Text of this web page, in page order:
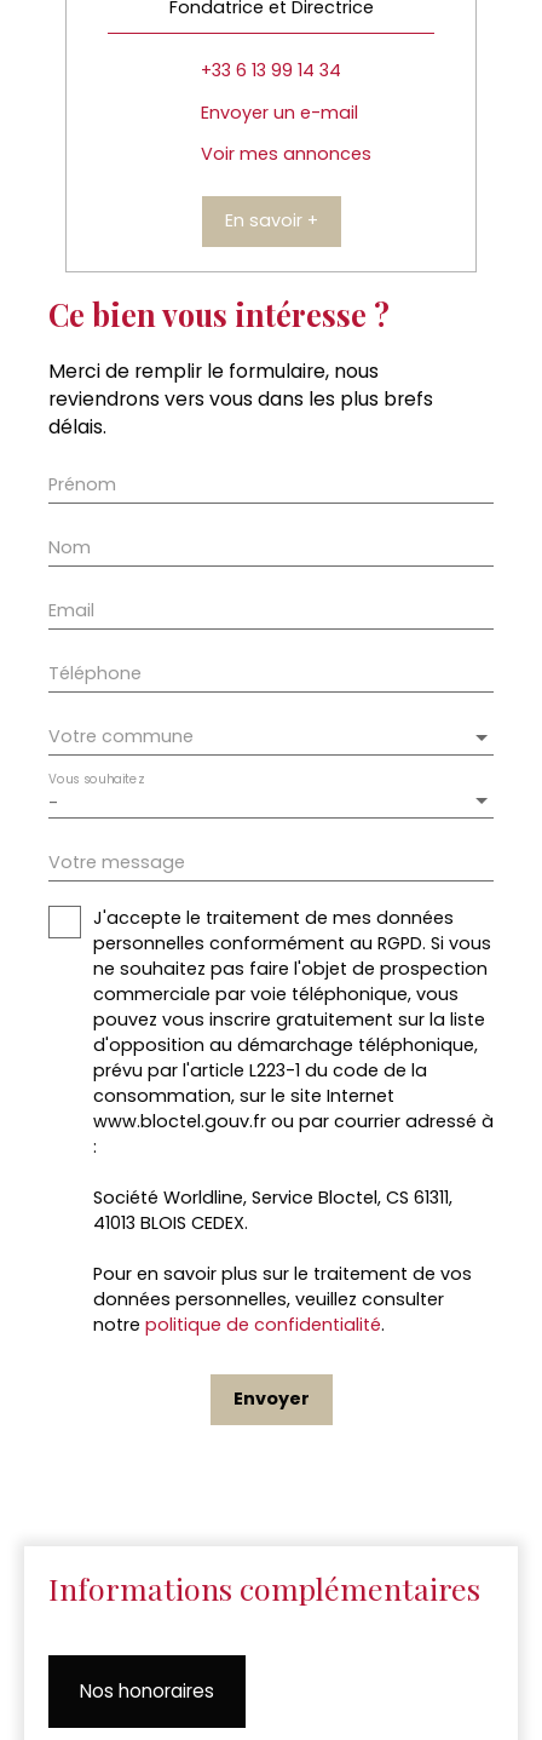
Fondatrice et Directrice
+33 6 13 99 14 34
Envoyer un e-mail
Voir mes annonces
En savoir +
Ce bien vous intéresse ?
Merci de remplir le formulaire, nous
reviendrons vers vous dans les plus brefs
délais.
Prénom
Nom
Email
Téléphone
Votre commune
-
Vous souhaitez
Votre message
J'accepte le traitement de mes données
personnelles conformément au RGPD. Si vous
ne souhaitez pas faire l'objet de prospection
commerciale par voie téléphonique, vous
pouvez vous inscrire gratuitement sur la liste
d'opposition au démarchage téléphonique,
prévu par l'article L223-1 du code de la
consommation, sur le site Internet
www.bloctel.gouv.fr ou par courrier adressé à
:
Société Worldline, Service Bloctel, CS 61311,
41013 BLOIS CEDEX.
Pour en savoir plus sur le traitement de vos
données personnelles, veuillez consulter
notre politique de confidentialité.
Envoyer
Informations complémentaires
Nos honoraires